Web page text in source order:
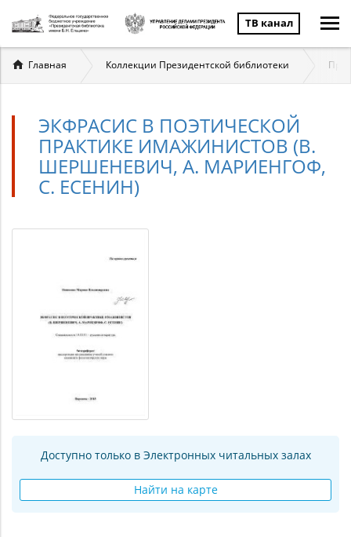
ТВ канал
Вы
здесь
Главная Коллекции Президентской библиотеки
ЭКФРАСИС В ПОЭТИЧЕСКОЙ
ПРАКТИКЕ ИМАЖИНИСТОВ (В.
ШЕРШЕНЕВИЧ, А. МАРИЕНГОФ,
С. ЕСЕНИН)
Доступно только в Электронных читальных залах
Найти на карте